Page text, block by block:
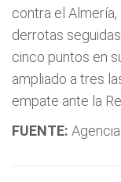
contra el
derrotas
cinco puntos en
ampliado a tres
empate ante la
FUENTE: